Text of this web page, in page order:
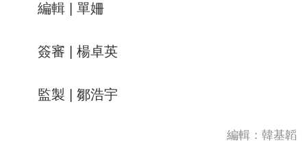
編輯 | 單姍
簽審 | 楊卓英
監製 | 鄒浩宇
編輯：韓基韜